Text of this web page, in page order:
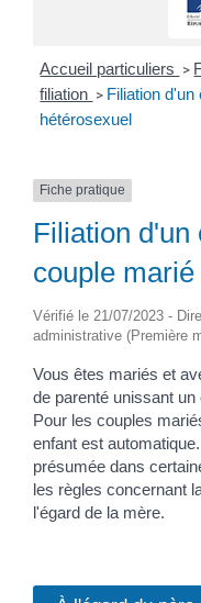
Accueil particuliers >
filiation > Filiation
hétérosexuel
Fiche pratique
Filiation d'un
couple
Vérifié le 21/07/2023 -
administrative (Première
Vous êtes mariés et
de parenté unissant
Pour les couples
enfant est
présumée dans
les règles concernant
l'égard de la mère.